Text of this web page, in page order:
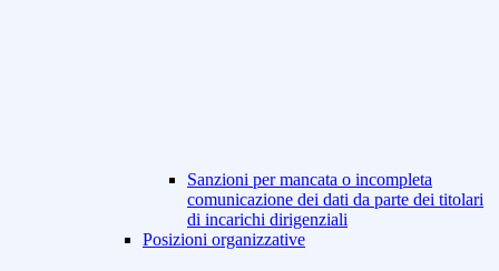
Sanzioni per mancata o incompleta
comunicazione dei dati da parte dei titolari
di incarichi dirigenziali
Posizioni organizzative